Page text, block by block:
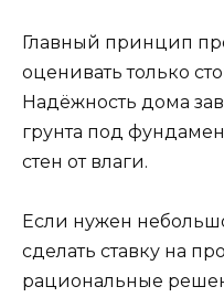
Главный принцип
оценивать только
Надёжность дома
грунта под
стен от влаги.
Если нужен
сделать ставку на
рациональные